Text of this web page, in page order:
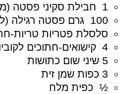
1 חבילת סקיני פסטה (מסונן)
100 גרם פסטה רגילה (לא מבושלת)
סלסלת פטריות טריות-
4 קישואים-חתוכים לקוביות
5 שיני שום כתושות
3 כפות שמן זית
½ כפית מלח